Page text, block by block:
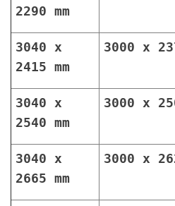
2290 mm
3040 x
2415 mm
3000 x
3040 x
2540 mm
3000 x
3040 x
2665 mm
3000 x